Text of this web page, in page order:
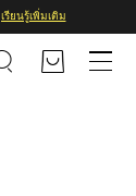
เรียนรู้เพิ่มเติม